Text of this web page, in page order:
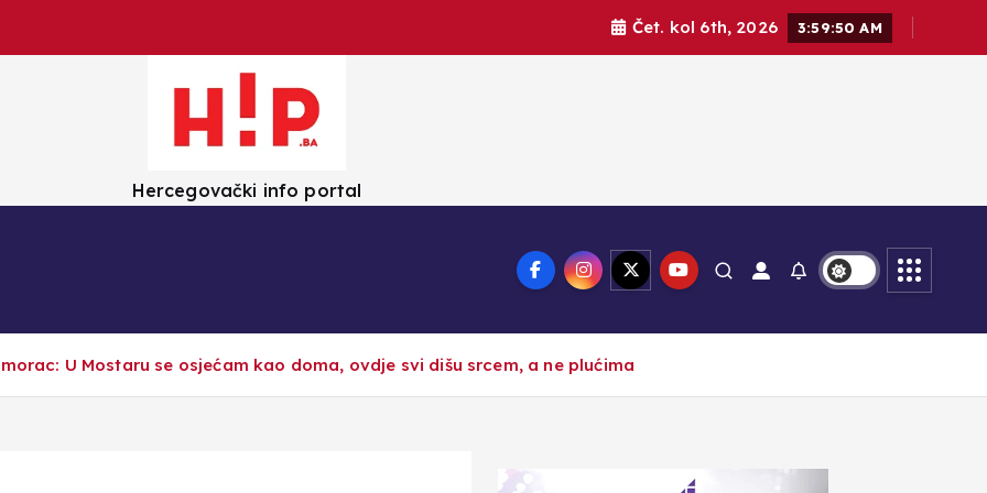
Čet. kol 6th, 2026 3:59:52 AM
Hercegovački info portal
U Mostaru se osjećam kao doma, ovdje svi dišu srcem, a ne plućima